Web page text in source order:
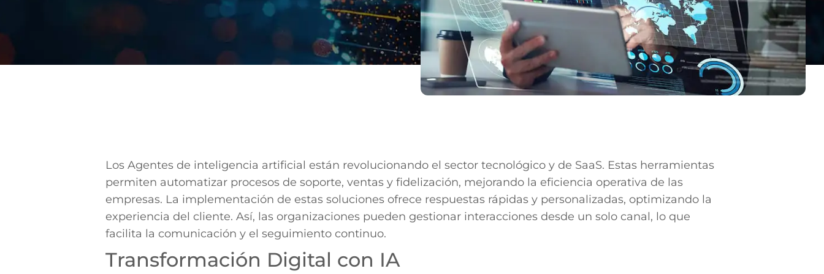
Los Agentes de inteligencia artificial están revolucionando el sector tecnológico y de SaaS. Estas herramientas
permiten automatizar procesos de soporte, ventas y fidelización, mejorando la eficiencia operativa de las
empresas. La implementación de estas soluciones ofrece respuestas rápidas y personalizadas, optimizando la
experiencia del cliente. Así, las organizaciones pueden gestionar interacciones desde un solo canal, lo que
facilita la comunicación y el seguimiento continuo.
Transformación Digital con IA